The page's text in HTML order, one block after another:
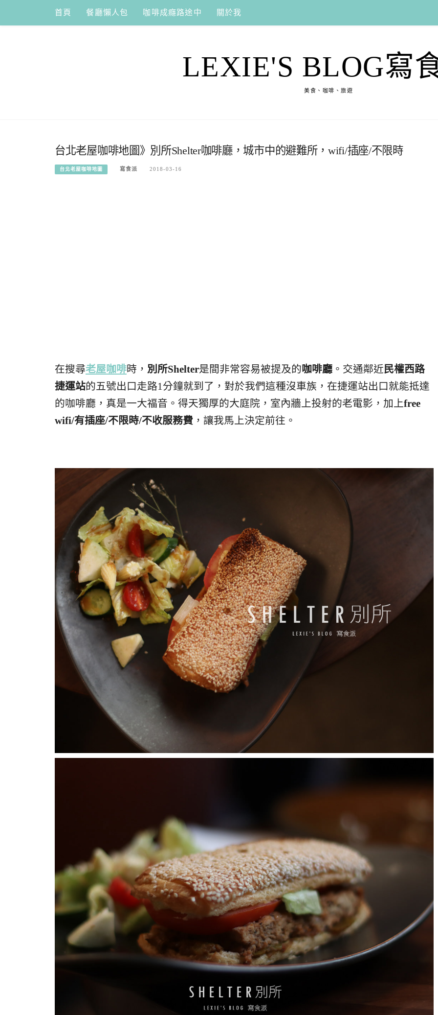
content
首頁 餐廳懶人包 咖啡成癮路途中 關於我
LEXIE'S BLOG寫
美食、咖啡、旅遊
台北老屋咖啡地圖》別所Shelter咖啡廳，城市中的避難所，wifi/插座/不限時
台北老屋咖啡地圖 寫食派 2018-03-16
在搜尋老屋咖啡時， 別所Shelter是間非常容易被提及的咖啡廳 。交通鄰近 民權西路
捷運站的五號出口走路1分鐘就到了，對於我們這種沒車族，在捷運站出口就能抵達
的咖啡廳，真是一大福音。得天獨厚的大庭院，室內牆上投射的老電影，加上free
wifi/有插座/不限時/不收服務費 ，讓我馬上決定前往。